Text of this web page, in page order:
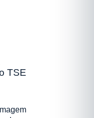
TSE